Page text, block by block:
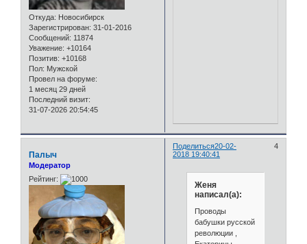
Откуда: Новосибирск
Зарегистрирован: 31-01-2016
Сообщений: 11874
Уважение: +10164
Позитив: +10168
Пол: Мужской
Провел на форуме:
1 месяц 29 дней
Последний визит:
31-07-2026 20:54:45
Поделиться 4
20-02-
2018 19:40:41
Палыч
Модератор
Рейтинг:
Женя
написал(а):
Проводы
бабушки русской
революции ,